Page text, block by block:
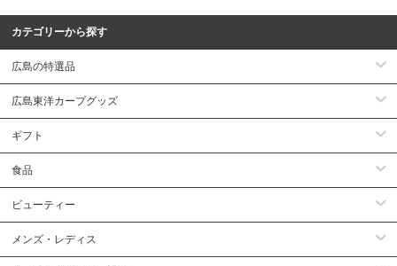
カテゴリーから探す
広島の特選品
広島東洋カープグッズ
ギフト
食品
ビューティー
メンズ・レディス